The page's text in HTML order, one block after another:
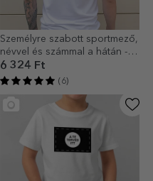
Személyre szabott sportmező,
névvel és számmal a hátán -
Futballrajongó
6 324 Ft
(6)